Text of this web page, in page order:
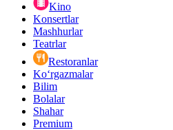
Kino
Konsertlar
Mashhurlar
Teatrlar
Restoranlar
Ko‘rgazmalar
Bilim
Bolalar
Shahar
Premium